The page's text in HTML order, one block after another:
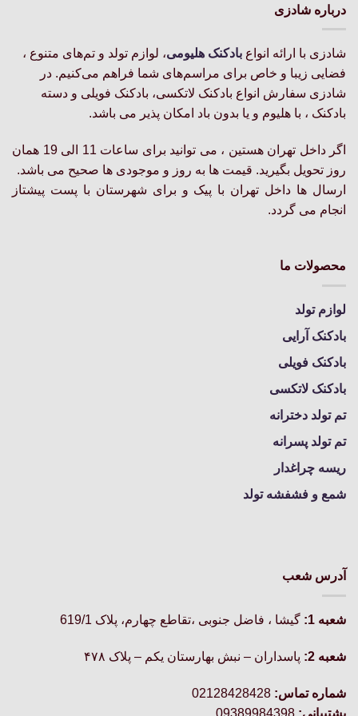
باشد.
گزینه
ها
ممکن
است
صفحه
محصول
انتخاب
باشد.
گزینه
ممکن
است
صفحه
محصول
انتخاب
درباره شادزی
شادزی با ارائه انواع بادکنک‌ هلیومی، لوازم تولد و تم‌های متنوع ،
فضایی زیبا و خاص برای مراسم‌های شما فراهم می‌کنیم. در
شادزی سفارش انواع بادکنک لاتکسی، بادکنک فویلی و دسته
بادکنک ، با هلیوم و یا بدون باد امکان پذیر می باشد.
اگر داخل تهران هستین ، می توانید برای ساعات 11 الی 19 همان
روز تحویل بگیرید. قیمت ها به روز و موجودی ها صحیح می باشد.
ارسال ها داخل تهران با پیک و برای شهرستان با پست پیشتاز
انجام می گردد.
محصولات ما
لوازم تولد
بادکنک آرایی
بادکنک فویلی
بادکنک لاتکسی
تم تولد دخترانه
تم تولد پسرانه
ریسه چراغدار
شمع و فشفشه تولد
آدرس شعب
شعبه 1: گيشا ، فاضل جنوبی ،تقاطع چهارم، پلاک 619/1
شعبه 2: پاسداران – نبش بهارستان یکم – پلاک ۴۷۸
شماره تماس:
پشتیبانی: